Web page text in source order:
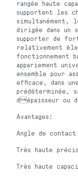
rangée haute
supportent les
simultanément,
dirigée dans un
supporter de
relativement
fonctionnement
appariement
ensemble pour
efficace, dans
prédéterminée,
dépaisseur
Avantages:
Angle de
Très haute
Très haute